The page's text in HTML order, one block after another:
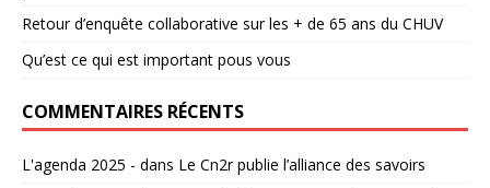
Retour d’enquête collaborative sur les + de 65 ans du CHUV
Qu’est ce qui est important pous vous
COMMENTAIRES RÉCENTS
L'agenda 2025 - dans Le Cn2r publie l’alliance des savoirs